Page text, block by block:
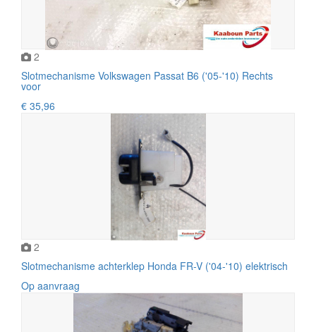
2
Slotmechanisme Volkswagen Passat B6 ('05-'10) Rechts
voor
€ 35,96
2
Slotmechanisme achterklep Honda FR-V ('04-'10) elektrisch
Op aanvraag